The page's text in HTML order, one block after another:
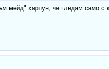
мейд" харпун, че гледам само с